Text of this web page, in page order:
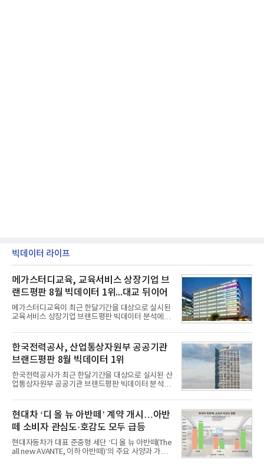
빅데이터 라이프
메가스터디교육, 교육서비스 상장기업 브
랜드평판 8월 빅데이터 1위...대교 뒤이어
메가스터디교육이 최근 한달기간을 대상으로 실시된
교육서비스 상장기업 브랜드평판 빅데이터 분석에서
일 한국기업평판연구소(소장 구창환)는 국내 교육서
비스 상장기업 브랜드를 대상으로 지난 7월 7일부터
8월 7일까지 수집된 소비자 빅데이터 10,074,233건
을 분석한 결과, 메가스터디교육이 브랜드평판지수
1,710,926을 기록하며 8월 1위에 올랐다고 밝혔다.
분석에 활용된 빅데이터는 지난 7월(9,491,206건) 대
비 6.14% 증가한 수치로, 교육서비스 상장기업 브랜
디교육, 대교, 디지
한국전력공사, 산업통상자원부 공공기관
브랜드평판 8월 빅데이터 1위
한국전력공사가 최근 한달기간을 대상으로 실시된 산
업통상자원부 공공기관 브랜드평판 빅데이터 분석에
이 순으로 뒤를 이었다.7일 한국기업평판연구소(소장
구창환)는 산업통상자원부 공공기관 41개 브랜드를
대상으로 지난 7월 7일부터 8월 7일까지 수집된 소비
자 빅데이터 91,102,549건을 분석한 결과, 한국전력
공사가 브랜드평판지수 10,670,633을 기록하며 8월
1위에 올랐다고 밝혔다. 분석에 활용된 빅데이터는 지
난 7월(88,893,823건) 대비 2.48% 증가한 수치다.연
현대차 ‘디 올 뉴 아반떼’ 계약 개시…아반
떼 소비자 관심도·호감도 모두 급등
현대자동차가 대표 준중형 세단 ‘디 올 뉴 아반떼(The
all new AVANTE, 이하 아반떼)’의 주요 사양과 가격